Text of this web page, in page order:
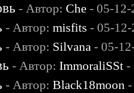
- Автор: Che - 05-
- Автор:misfits - 05-
- Автор: Silvana - 05-
- Автор: ImmoraliSSt -
- Автор:Black18moon